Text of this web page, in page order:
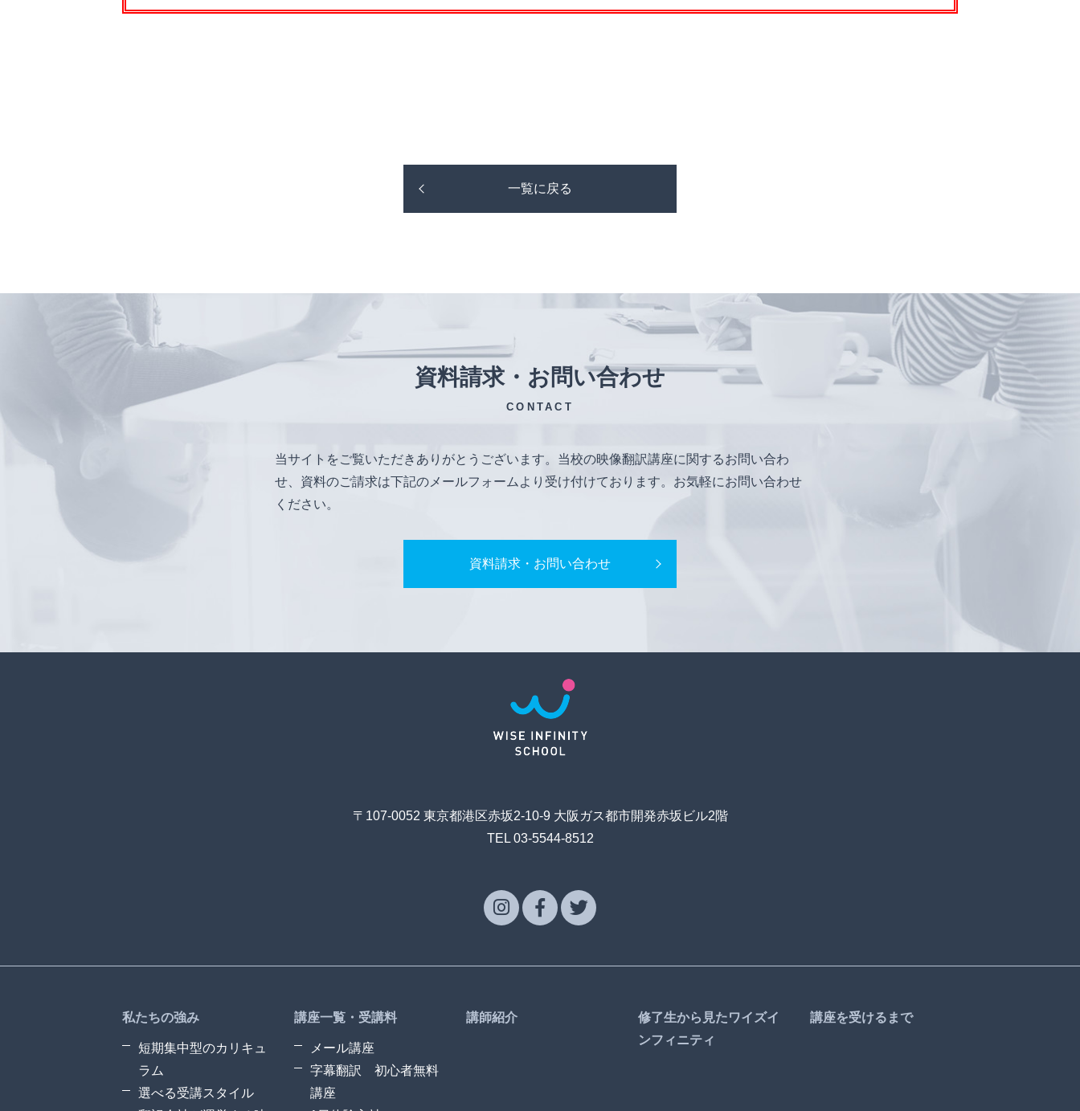
一覧に戻る
資料請求・お問い合わせ
CONTACT
当サイトをご覧いただきありがとうございます。当校の映像翻訳講座に関するお問い合わ
せ、資料のご請求は下記のメールフォームより受け付けております。お気軽にお問い合わせ
ください。
資料請求・お問い合わせ
〒107-0052 東京都港区赤坂2-10-9 大阪ガス都市開発赤坂ビル2階
TEL 03-5544-8512
私たちの強み
短期集中型のカリキュ
ラム
選べる受講スタイル
講座一覧・受講料
メール講座
字幕翻訳 初心者無料
講座
講師紹介
修了生から見たワイズイ
ンフィニティ
講座を受けるまで